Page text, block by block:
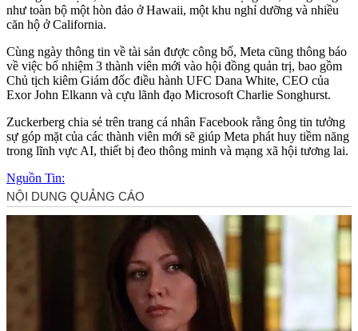
như toàn bộ một hòn đảo ở Hawaii, một khu nghỉ dưỡng và nhiều
căn hộ ở California.
Cùng ngày thông tin về tài sản được công bố, Meta cũng thông báo
về việc bổ nhiệm 3 thành viên mới vào hội đồng quản trị, bao gồm
Chủ tịch kiêm Giám đốc điều hành UFC Dana White, CEO của
Exor John Elkann và cựu lãnh đạo Microsoft Charlie Songhurst.
Zuckerberg chia sẻ trên trang cá nhân Facebook rằng ông tin tưởng
sự góp mặt của các thành viên mới sẽ giúp Meta phát huy tiềm năng
trong lĩnh vực AI, thiết bị đeo thông minh và mạng xã hội tương lai.
Nguồn Tin: